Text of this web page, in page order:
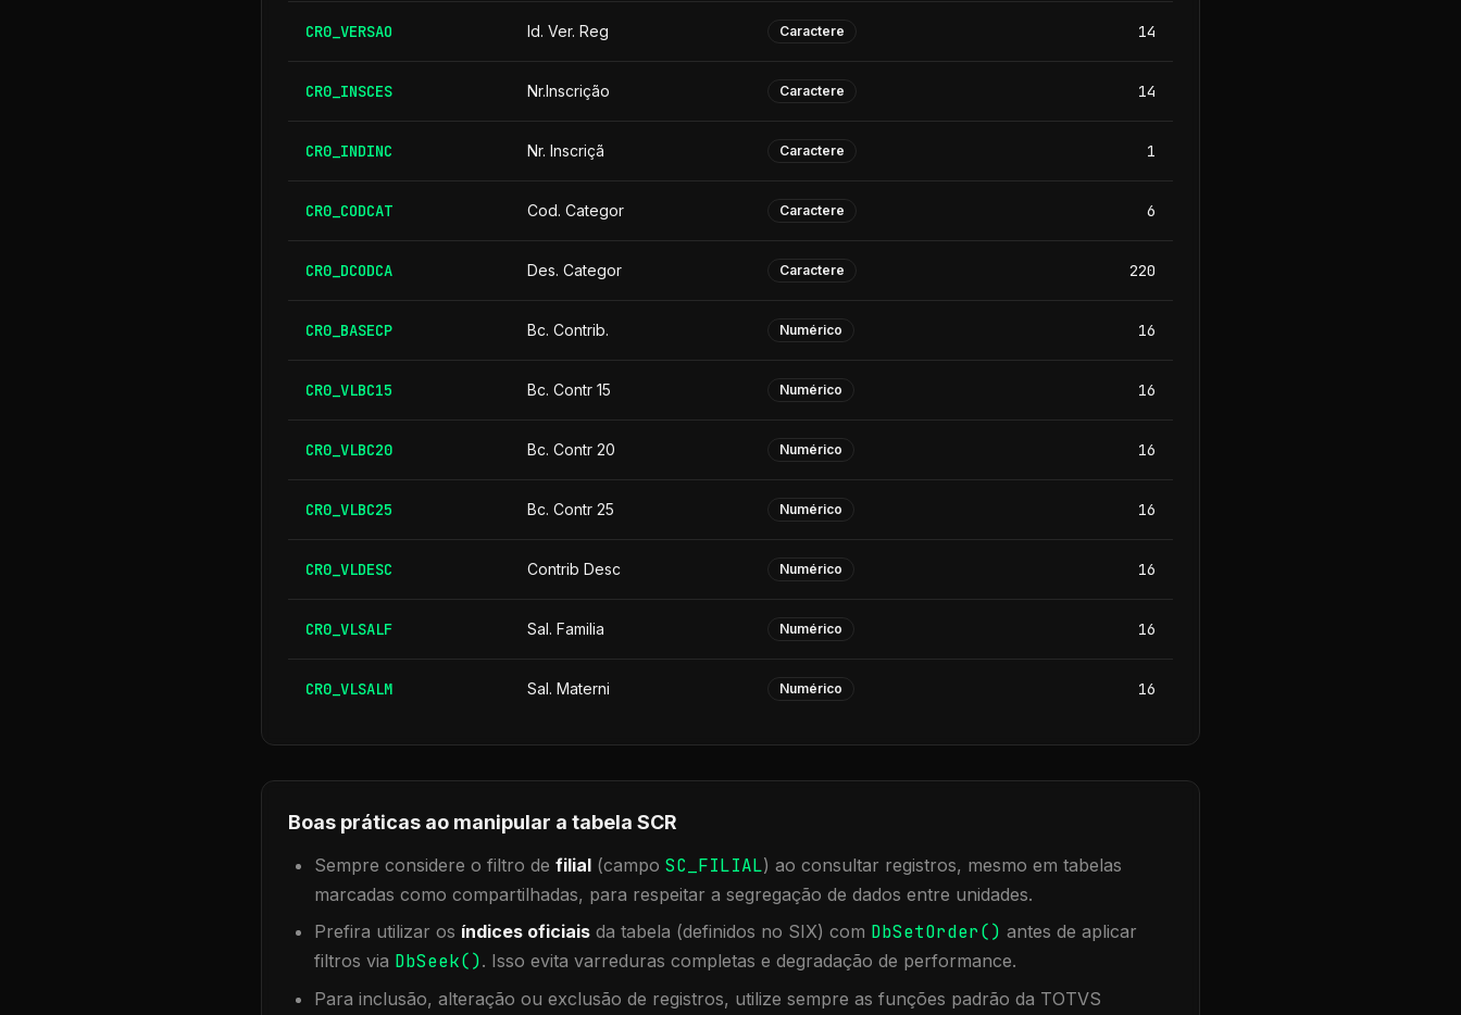
CR0_VERSAO Id. Ver. Reg Caractere 14
CR0_INSCES Nr.Inscrição Caractere 14
CR0_INDINC Nr. Inscriçã Caractere 1
CR0_CODCAT Cod. Categor Caractere 6
CR0_DCODCA Des. Categor Caractere 220
CR0_BASECP Bc. Contrib. Numérico 16
CR0_VLBC15 Bc. Contr 15 Numérico 16
CR0_VLBC20 Bc. Contr 20 Numérico 16
CR0_VLBC25 Bc. Contr 25 Numérico 16
CR0_VLDESC Contrib Desc Numérico 16
CR0_VLSALF Sal. Familia Numérico 16
CR0_VLSALM Sal. Materni Numérico 16
Boas práticas ao manipular a tabela SCR
Sempre considere o filtro de filial (campo SC_FILIAL) ao consultar registros, mesmo em tabelas
marcadas como compartilhadas, para respeitar a segregação de dados entre unidades.
Prefira utilizar os índices oficiais da tabela (definidos no SIX) com DbSetOrder() antes de aplicar
filtros via DbSeek(). Isso evita varreduras completas e degradação de performance.
Para inclusão, alteração ou exclusão de registros, utilize sempre as funções padrão da TOTVS